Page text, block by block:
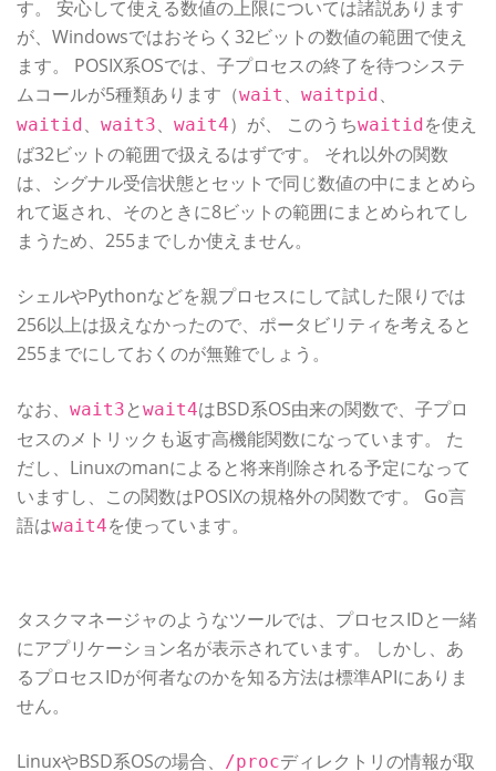
す。 安心して使える数値の上限については諸説あります
が、Windowsではおそらく32ビットの数値の範囲で使え
ます。 POSIX系OSでは、子プロセスの終了を待つシステ
ムコールが5種類あります（wait 、 waitpid、
waitid、 wait3、 wait4）が、 このうちwaitidを使え
ば32ビットの範囲で扱えるはずです。 それ以外の関数
は、シグナル受信状態とセットで同じ数値の中にまとめら
れて返され、そのときに8ビットの範囲にまとめられてし
まうため、255までしか使えません。
シェルやPythonなどを親プロセスにして試した限りでは
256以上は扱えなかったので、ポータビリティを考えると
255までにしておくのが無難でしょう。
なお、 wait3 とwait4はBSD系OS由来の関数で、子プロ
セスのメトリックも返す高機能関数になっています。 た
だし、Linuxのmanによると将来削除される予定になって
いますし、この関数はPOSIXの規格外の関数です。 Go言
語はwait4を使っています。
タスクマネージャのようなツールでは、プロセスIDと一緒
にアプリケーション名が表示されています。 しかし、あ
るプロセスIDが何者なのかを知る方法は標準APIにありま
せん。
LinuxやBSD系OSの場合、 /procディレクトリの情報が取